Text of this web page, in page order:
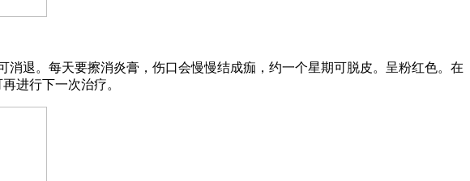
退。每天要擦消炎膏，伤口会慢慢结成痂，约一个星期可脱皮。呈粉红色。在
进行下一次治疗。